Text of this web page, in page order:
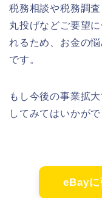
税務相談や税務調
丸投げなどご要望
れるため、お金の
です。
もし今後の事業拡
してみてはいかが
eBayに